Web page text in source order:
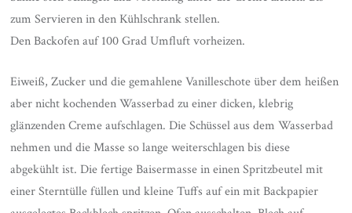
zum Servieren in den Kühlschrank stellen.
Den Backofen auf 100 Grad Umfluft vorheizen.
Eiweiß, Zucker und die gemahlene Vanilleschote über dem heißen
aber nicht kochenden Wasserbad zu einer dicken, klebrig
glänzenden Creme aufschlagen. Die Schüssel aus dem Wasserbad
nehmen und die Masse so lange weiterschlagen bis diese
abgekühlt ist. Die fertige Baisermasse in einen Spritzbeutel mit
einer Sterntülle füllen und kleine Tuffs auf ein mit Backpapier